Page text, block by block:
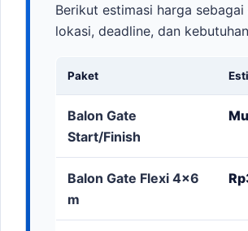
Berikut estimasi harga
lokasi, deadline, dan
Paket
Balon Gate
Start/Finish
Balon Gate Flexi 4x6
m